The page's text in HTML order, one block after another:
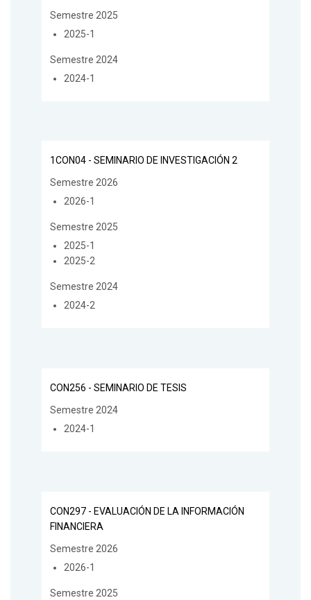
Semestre 2025
2025-1
Semestre 2024
2024-1
1CON04 - SEMINARIO DE INVESTIGACIÓN 2
Semestre 2026
2026-1
Semestre 2025
2025-1
2025-2
Semestre 2024
2024-2
CON256 - SEMINARIO DE TESIS
Semestre 2024
2024-1
CON297 - EVALUACIÓN DE LA INFORMACIÓN
FINANCIERA
Semestre 2026
2026-1
Semestre 2025